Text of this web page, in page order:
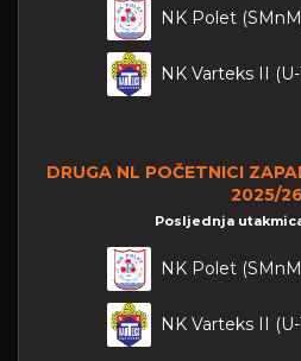
NK Polet
NK Varteks II (U-
DRUGA NL POČETNICI
2025/26
Posljednja
NK Polet
NK Varteks II (U-